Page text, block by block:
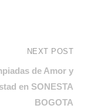
NEXT POST
de Amor y
en SONESTA
BOGOTA